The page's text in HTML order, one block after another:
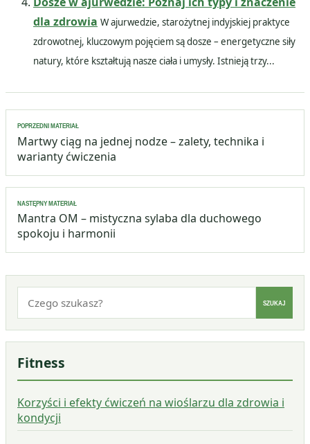
dla zdrowia W ajurwedzie, starożytnej indyjskiej praktyce
zdrowotnej, kluczowym pojęciem są dosze – energetyczne siły
natury, które kształtują nasze ciała i umysły. Istnieją trzy...
Nawigacja
wpisu
POPRZEDNI MATERIAŁ
Martwy ciąg na jednej nodze – zalety, technika i
warianty ćwiczenia
NASTĘPNY MATERIAŁ
Mantra OM – mistyczna sylaba dla duchowego
spokoju i harmonii
SZUKAJ
Fitness
Korzyści i efekty ćwiczeń na wioślarzu dla zdrowia i
kondycji